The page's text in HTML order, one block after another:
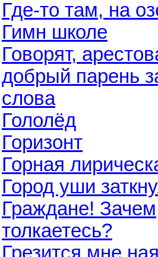
Где-то там, на
Гимн школе
Говорят,
добрый парень
слова
Гололёд
Горизонт
Горная
Город уши
Граждане! Зачем
толкаетесь?